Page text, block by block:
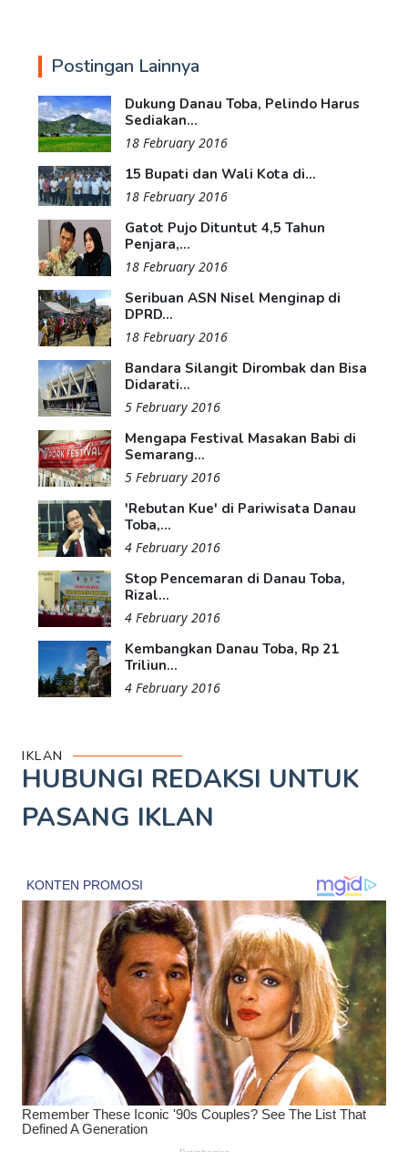
Postingan Lainnya
Dukung Danau Toba, Pelindo Harus
Sediakan...
18 February 2016
15 Bupati dan Wali Kota di...
18 February 2016
Gatot Pujo Dituntut 4,5 Tahun
Penjara,...
18 February 2016
Seribuan ASN Nisel Menginap di
DPRD...
18 February 2016
Bandara Silangit Dirombak dan Bisa
Didarati...
5 February 2016
Mengapa Festival Masakan Babi di
Semarang...
5 February 2016
'Rebutan Kue' di Pariwisata Danau
Toba,...
4 February 2016
Stop Pencemaran di Danau Toba,
Rizal...
4 February 2016
Kembangkan Danau Toba, Rp 21
Triliun...
4 February 2016
IKLAN
HUBUNGI REDAKSI UNTUK
PASANG IKLAN